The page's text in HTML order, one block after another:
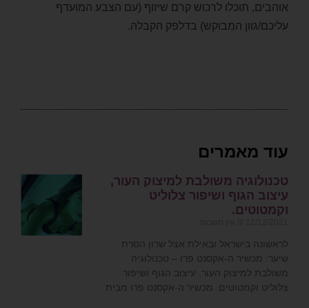
אוהבים, תוכלו לרכוש קרם שיזוף (עם הצבע המועדף
עליכם/גוון המבוקש) בדלפק הקבלה.
עוד מאמרים
טכנולוגיה משולבת למיצוק העור,
עיצוב הגוף ושיפור צלוליט
וקמטוטים.
לראשונה בישראל ובאילת אצל שרון הסרת
שיער: מכשיר ה-אקסנט פרו – טכנולוגיה
משולבת למיצוק העור, עיצוב הגוף ושיפור
צלוליט וקמטוטים. מכשיר ה-אקסנט פרו מבית